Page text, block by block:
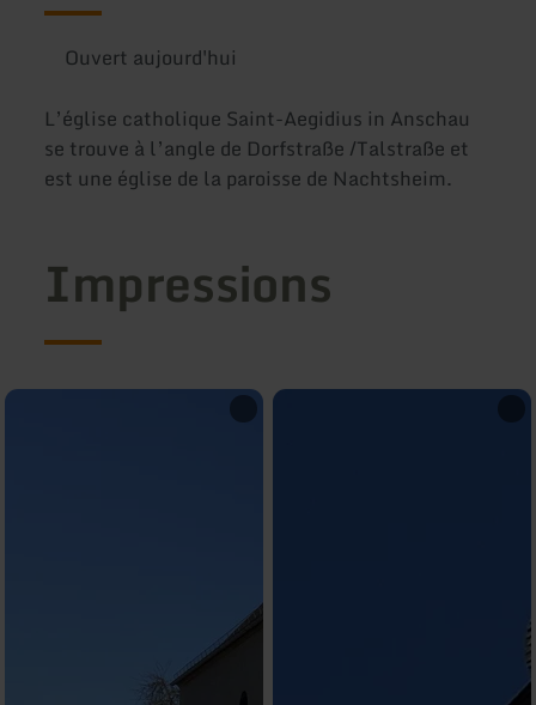
Ouvert aujourd'hui
L’église catholique Saint-Aegidius in Anschau
se trouve à l’angle de Dorfstraße /Talstraße et
est une église de la paroisse de Nachtsheim.
Impressions